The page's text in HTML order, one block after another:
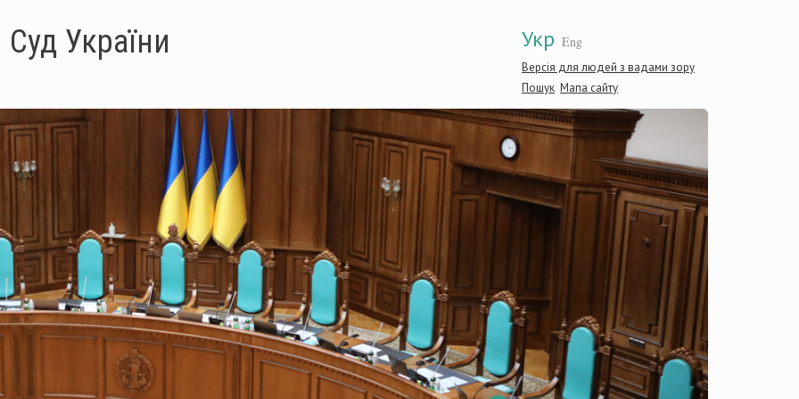
Укр Eng
Версія для людей з вадами зору
Пошук Мапа сайту
України